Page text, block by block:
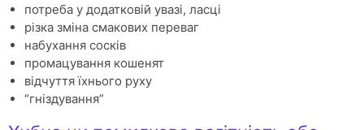
потреба у додатковій увазі, ласці
різка зміна смакових переваг
набухання сосків
промацування кошенят
відчуття їхнього руху
“гніздування”